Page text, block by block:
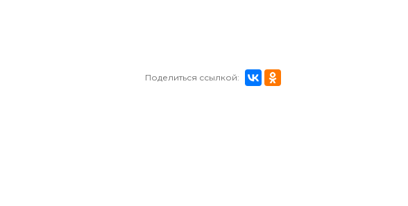
Поделиться ссылкой: